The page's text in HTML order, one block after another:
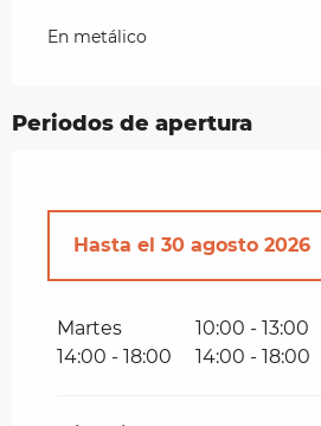
En metálico
Periodos de apertura
2026
Hasta el 30 agosto 2026
Martes 10:00 - 13:00
14:00 - 18:00
14:00 - 18:00